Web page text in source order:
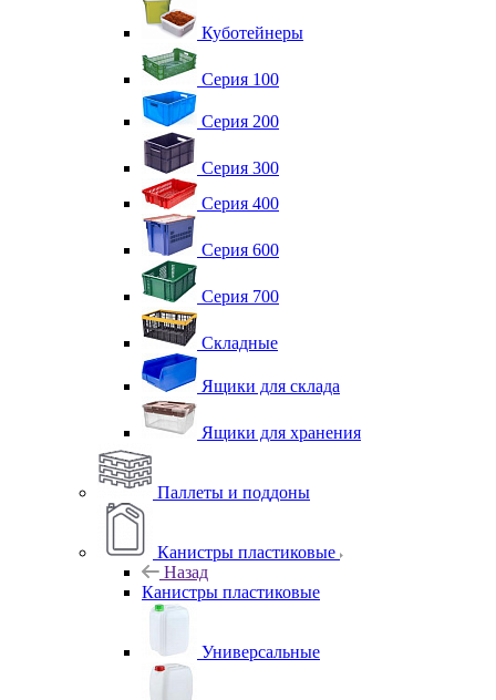
Куботейнеры
Серия 100
Серия 200
Серия 300
Серия 400
Серия 600
Серия 700
Складные
Ящики для склада
Ящики для хранения
Паллеты и поддоны
Канистры пластиковые
Назад
Канистры пластиковые
Универсальные